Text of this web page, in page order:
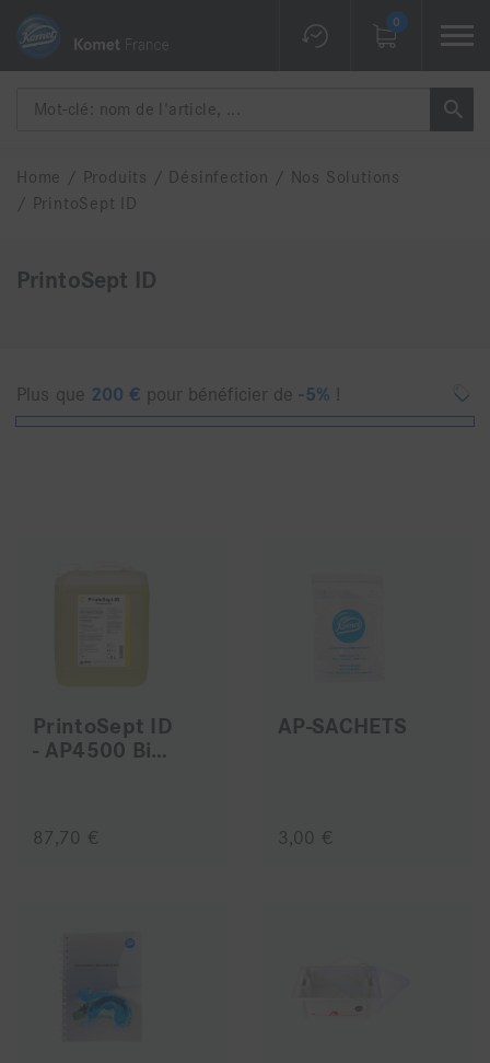
0
Home / Produits / Désinfection /
Nos Solutions
/
PrintoSept ID
PrintoSept ID
Plus que 200 € pour bénéficier de-5% !
PrintoSept ID
- AP4500 Bidon de 5L
87,70 €
AP-SACHETS
3,00 €